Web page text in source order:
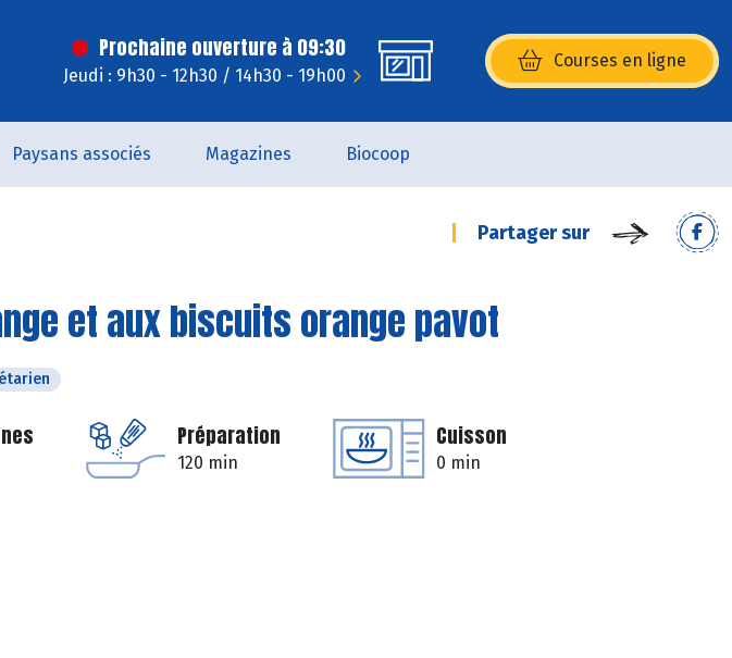
Prochaine ouverture à 09:30
Jeudi : 9h30 - 12h30 / 14h30 - 19h00
Courses en ligne
(s’ouvre dans une nouvelle
Paysans associés Magazines Biocoop
Partager sur
et aux biscuits orange pavot
Préparation
120 min
Cuisson
0 min